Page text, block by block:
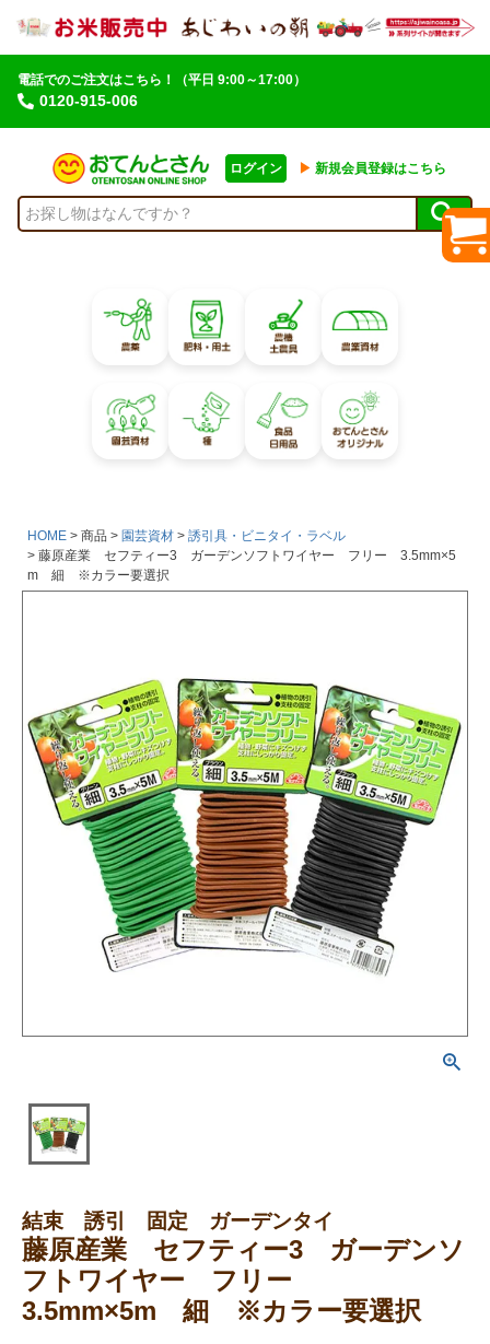
電話でのご注文はこちら！
0120-915-006
（平日 9:00～17:00）
ログイン ▶︎ 新規会員登録はこちら
HOME 商品 園芸資材
誘引具・ビニタイ・ラベル
藤原産業 セフティー3 ガーデンソフトワイヤー フリー 3.5mm×5
m 細 ※カラー要選択
結束 誘引 固定 ガーデンタイ
藤原産業 セフティー3 ガーデンソ
フトワイヤー フリー
3.5mm×5m 細 ※カラー要選択